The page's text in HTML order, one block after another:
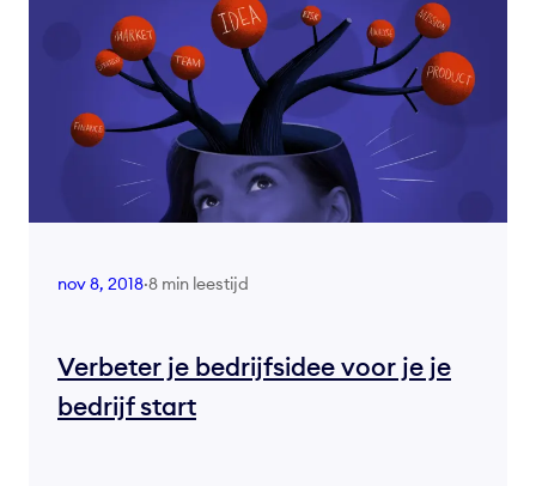
nov 8, 2018·8 min leestijd
Verbeter je bedrijfsidee voor je je
bedrijf start